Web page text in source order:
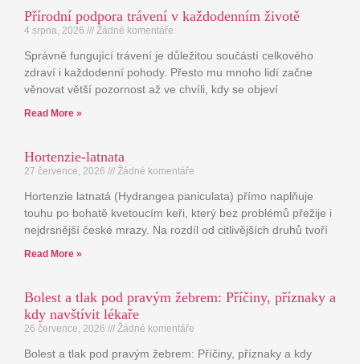
Přírodní podpora trávení v každodenním životě
4 srpna, 2026 Žádné komentáře
Správně fungující trávení je důležitou součástí celkového
zdraví i každodenní pohody. Přesto mu mnoho lidí začne
věnovat větší pozornost až ve chvíli, kdy se objeví
Read More »
Hortenzie-latnata
27 července, 2026 Žádné komentáře
Hortenzie latnatá (Hydrangea paniculata) přímo naplňuje
touhu po bohatě kvetoucím keři, který bez problémů přežije i
nejdrsnější české mrazy. Na rozdíl od citlivějších druhů tvoří
Read More »
Bolest a tlak pod pravým žebrem: Příčiny, příznaky a
kdy navštívit lékaře
26 července, 2026 Žádné komentáře
Bolest a tlak pod pravým žebrem: Příčiny, příznaky a kdy